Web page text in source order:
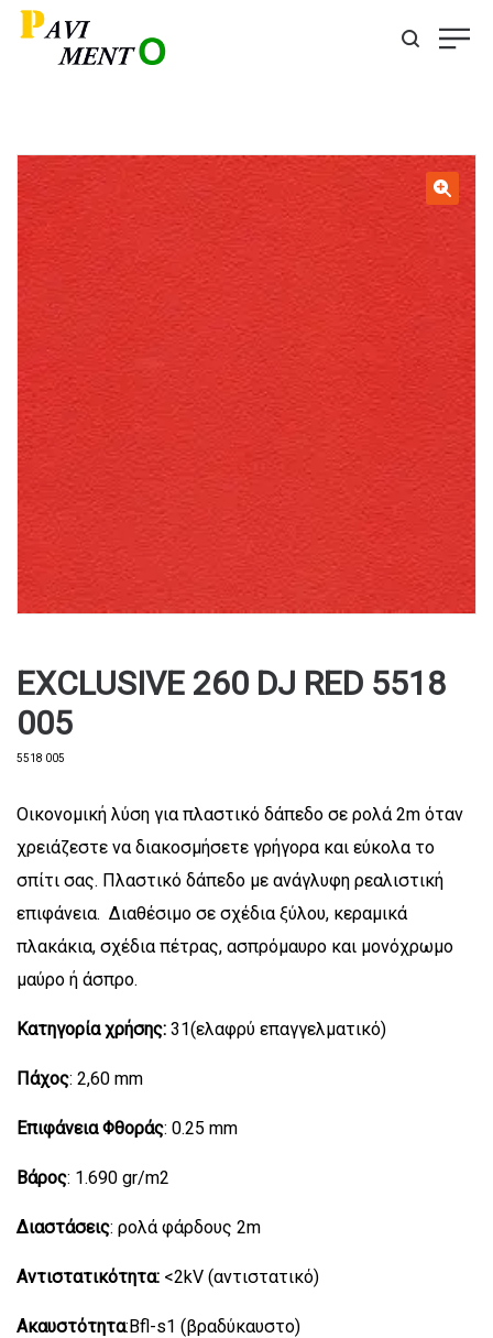
EXCLUSIVE 260 DJ RED 5518
005
5518 005
Οικονομική λύση για πλαστικό δάπεδο σε ρολά 2m όταν
χρειάζεστε να διακοσμήσετε γρήγορα και εύκολα το
σπίτι σας. Πλαστικό δάπεδο με ανάγλυφη ρεαλιστική
επιφάνεια. Διαθέσιμο σε σχέδια ξύλου, κεραμικά
πλακάκια, σχέδια πέτρας, ασπρόμαυρο και μονόχρωμο
μαύρο ή άσπρο.
Κατηγορία χρήσης: 31(ελαφρύ επαγγελματικό)
Πάχος: 2,60 mm
Επιφάνεια Φθοράς: 0.25 mm
Βάρος: 1.690 gr/m2
Διαστάσεις: ρολά φάρδους 2m
Αντιστατικότητα: <2kV (αντιστατικό)
Ακαυστότητα:Bfl-s1 (βραδύκαυστο)